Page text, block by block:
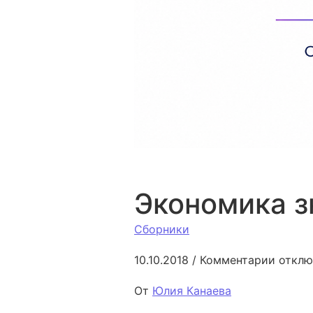
Экономика
Сборники
10.10.2018 / Комментарии к
От Юлия Канаева